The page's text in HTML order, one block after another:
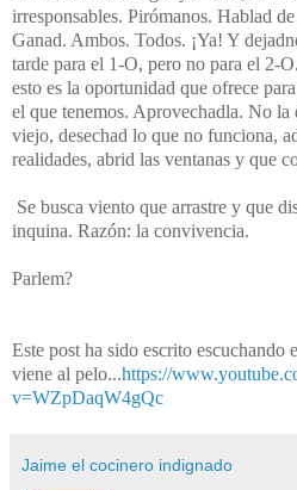
irresponsables. Pirómanos. Hablad
Ganad. Ambos. Todos. ¡Ya! Y
tarde para el 1-O, pero no para el 2-
esto es la oportunidad que ofrece
el que tenemos. Aprovechadla. No
viejo, desechad lo que no funciona,
realidades, abrid las ventanas y que
Se busca viento que arrastre y que
inquina. Razón: la convivencia.
Parlem?
Este post ha sido escrito escuchando
viene al pelo...https://
v=WZpDaqW4gQc
Jaime el cocinero indignado